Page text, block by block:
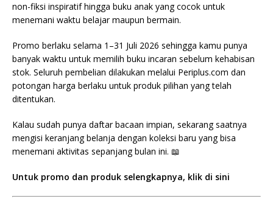
non-fiksi inspiratif hingga buku anak yang cocok untuk
menemani waktu belajar maupun bermain.
Promo berlaku selama 1–31 Juli 2026 sehingga kamu punya
banyak waktu untuk memilih buku incaran sebelum kehabisan
stok. Seluruh pembelian dilakukan melalui Periplus.com dan
potongan harga berlaku untuk produk pilihan yang telah
ditentukan.
Kalau sudah punya daftar bacaan impian, sekarang saatnya
mengisi keranjang belanja dengan koleksi baru yang bisa
menemani aktivitas sepanjang bulan ini. 📖
Untuk promo dan produk selengkapnya, klik di sini